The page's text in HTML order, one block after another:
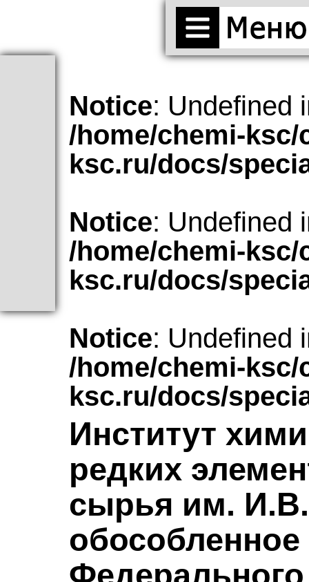
Notice: Undefined
/home/chemi-ksc/
ksc.ru/docs/
Notice: Undefined
/home/chemi-ksc/
ksc.ru/docs/
Notice: Undefined
/home/chemi-ksc/
ksc.ru/docs/
Институт
редких
сырья им. И.В.